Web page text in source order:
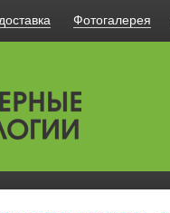
Фотогалерея